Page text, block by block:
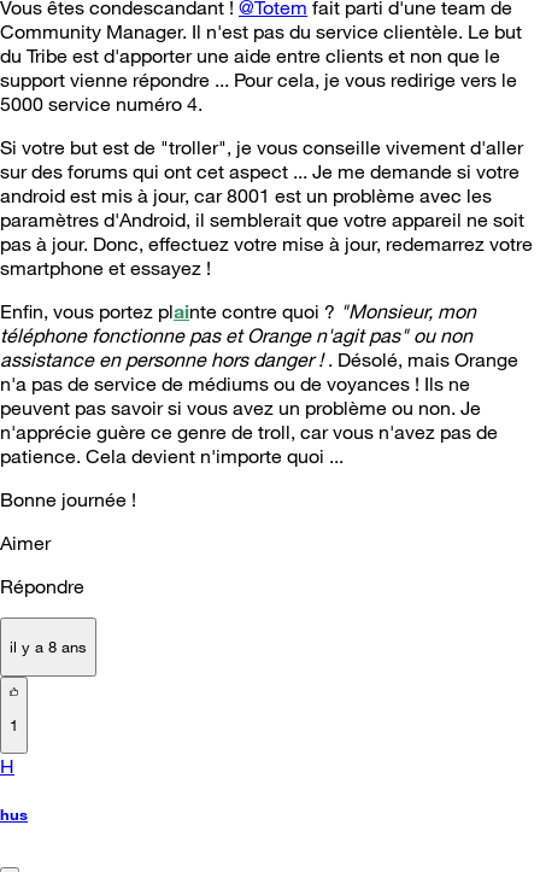
Vous êtes condescandant ! @Totem fait parti d'une team de
Community Manager. Il n'est pas du service clientèle. Le but
du Tribe est d'apporter une aide entre clients et non que le
support vienne répondre ... Pour cela, je vous redirige vers le
5000 service numéro 4.
Si votre but est de "troller", je vous conseille vivement d'aller
sur des forums qui ont cet aspect ... Je me demande si votre
android est mis à jour, car 8001 est un problème avec les
paramètres d'Android, il semblerait que votre appareil ne soit
pas à jour. Donc, effectuez votre mise à jour, redemarrez votre
smartphone et essayez !
Enfin, vous portez plainte contre quoi ? "Monsieur, mon
téléphone fonctionne pas et Orange n'agit pas" ou non
assistance en personne hors danger !. Désolé, mais Orange
n'a pas de service de médiums ou de voyances ! Ils ne
peuvent pas savoir si vous avez un problème ou non. Je
n'apprécie guère ce genre de troll, car vous n'avez pas de
patience. Cela devient n'importe quoi ...
Bonne journée !
Aimer
Répondre
il y a 8 ans
1
H
hus